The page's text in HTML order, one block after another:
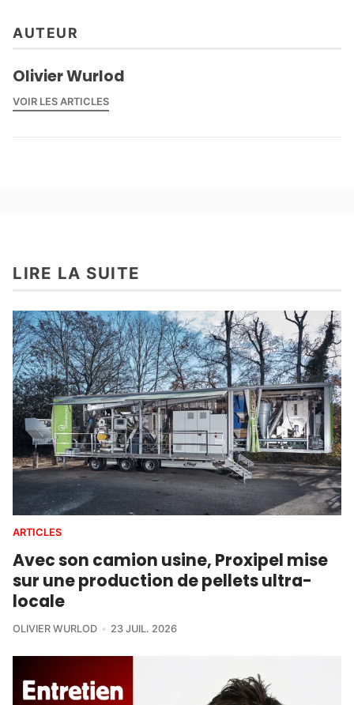
AUTEUR
Olivier Wurlod
VOIR LES ARTICLES
LIRE LA SUITE
ARTICLES
Avec son camion usine, Proxipel mise
sur une production de pellets ultra-
locale
OLIVIER WURLOD 23 JUIL. 2026